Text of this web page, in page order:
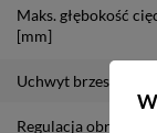
Maks. głębokość
[mm]
Uchwyt brzeszczotu
Regulacja obrotów